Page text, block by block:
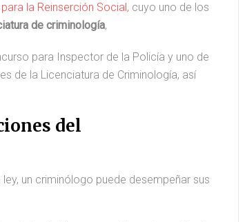
la Reinserción Social, cuyo uno de los
de criminología,
para Inspector de la Policía y uno de
de la Licenciatura de Criminología, así
del
un criminólogo puede desempeñar sus